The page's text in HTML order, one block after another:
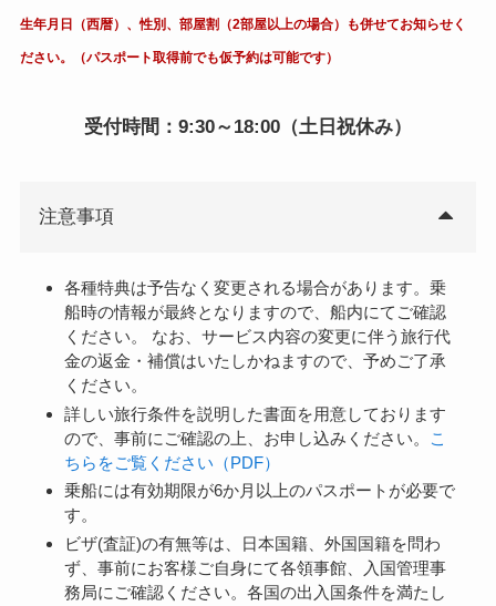
生年月日（西暦）、性別、部屋割（2部屋以上の場合）も併せてお知らせく
ださい。（パスポート取得前でも仮予約は可能です）
受付時間：9:30～18:00（土日祝休み）
注意事項
各種特典は予告なく変更される場合があります。乗
船時の情報が最終となりますので、船内にてご確認
ください。 なお、サービス内容の変更に伴う旅行代
金の返金・補償はいたしかねますので、予めご了承
ください。
詳しい旅行条件を説明した書面を用意しております
ので、事前にご確認の上、お申し込みください。
こ
ちらをご覧ください（PDF）
乗船には有効期限が6か月以上のパスポートが必要で
す。
ビザ(査証)の有無等は、日本国籍、外国国籍を問わ
ず、事前にお客様ご自身にて各領事館、入国管理事
務局にご確認ください。各国の出入国条件を満たし